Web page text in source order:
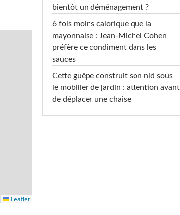
Leaflet
bientôt un déménagement ?
6 fois moins calorique que la
mayonnaise : Jean-Michel Cohen
préfère ce condiment dans les
sauces
Cette guêpe construit son nid sous
le mobilier de jardin : attention avant
de déplacer une chaise